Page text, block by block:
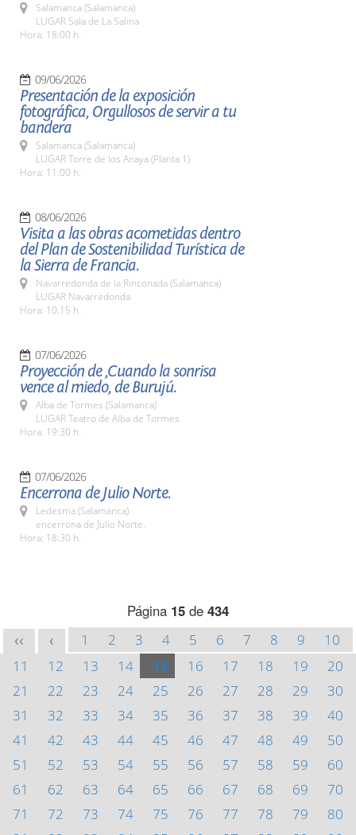
Salamanca (Salamanca)
LUGAR Sala de La Salina
Hora: 18:00 h.
09/06/2026
Presentación de la exposición
fotográfica, Orgullosos de servir a tu
bandera
Salamanca (Salamanca)
LUGAR Torre de los Anaya (Planta 1)
Hora: 11:00 h.
08/06/2026
Visita a las obras acometidas dentro
del Plan de Sostenibilidad Turística de
la Sierra de Francia.
Navarredonda de la Rinconada (Salamanca)
LUGAR Navarredonda
Hora: 10:15 h.
07/06/2026
Proyección de ,Cuando la sonrisa
vence al miedo, de Burujú.
Alba de Tormes (Salamanca)
LUGAR Teatro de Alba de Tormes
Hora: 19:30 h.
07/06/2026
Encerrona de Julio Norte.
Ledesma (Salamanca)
encerrona de Julio Norte.
Hora: 18:30 h.
Página 15 de 434
<< < 1 2 3 4 5 6 7 8 9
10
11
12 13 14 15 16 17 18 19
20
21
22 23 24 25 26 27 28 29
30
31
32 33 34 35 36 37 38 39
40
41
42 43 44 45 46 47 48 49
50
51
52 53 54 55 56 57 58 59
60
61
62 63 64 65 66 67 68 69
70
71
72 73 74 75 76 77 78 79
80